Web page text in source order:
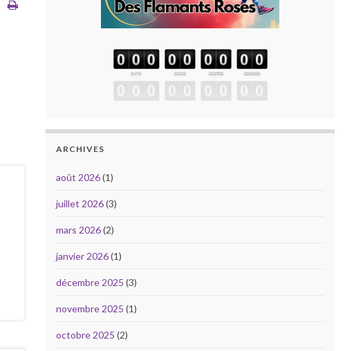
ARCHIVES
août 2026(1)
juillet 2026(3)
mars 2026(2)
janvier 2026(1)
décembre 2025 (3)
novembre 2025 (1)
octobre 2025 (2)